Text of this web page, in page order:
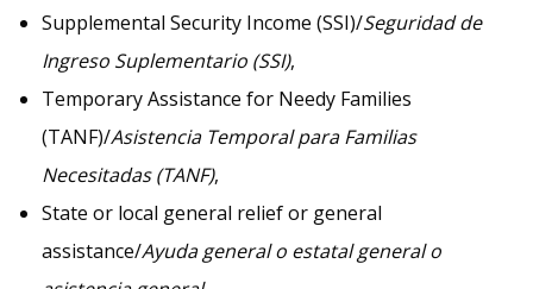
Supplemental Security Income (SSI)/Seguridad de
Ingreso Suplementario (SSI),
Temporary Assistance for Needy Families
(TANF)/Asistencia Temporal para Familias
Necesitadas (TANF),
State or local general relief or general
assistance/Ayuda general o estatal general o